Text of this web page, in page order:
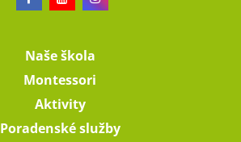
Naše škola
Montessori
Aktivity
Poradenské služby